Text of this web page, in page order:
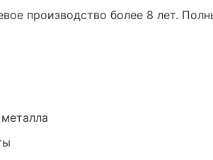
производство более 8 лет.